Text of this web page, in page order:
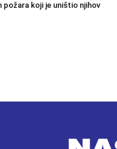
požara koji je uništio njihov